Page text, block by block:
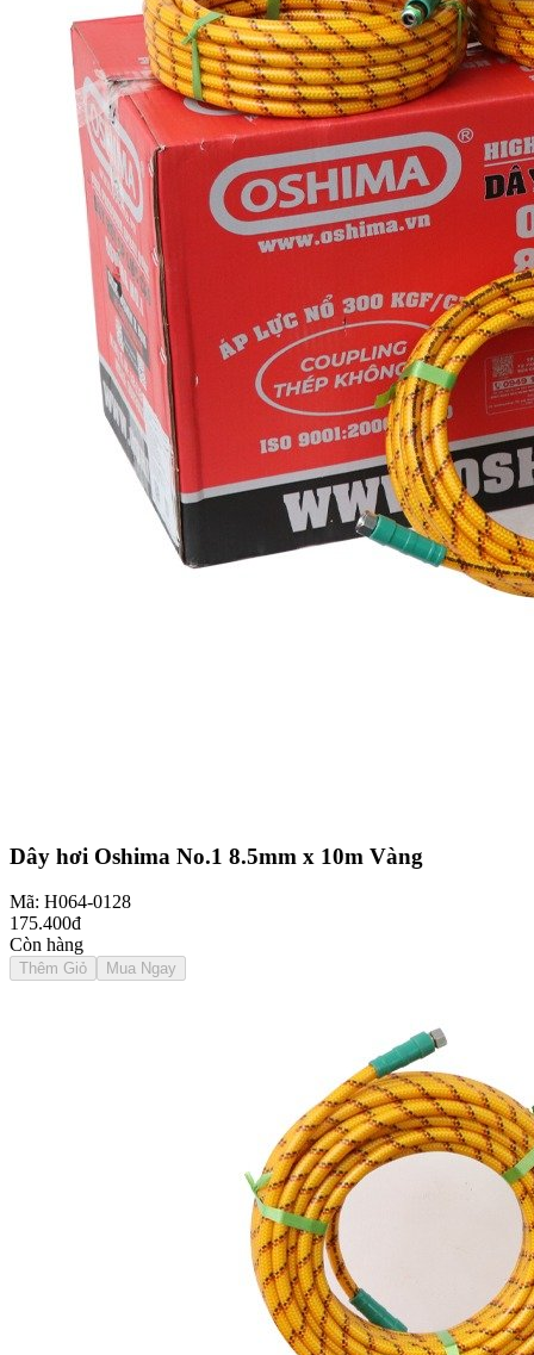
Dây hơi Oshima No.1 8.5mm x 10m Vàng
Mã: H064-0128
175.400đ
Còn hàng
Thêm Giỏ Mua Ngay